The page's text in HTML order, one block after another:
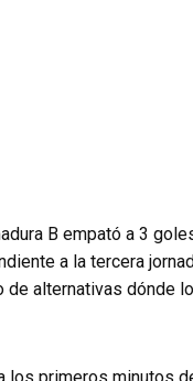
B empató a 3
a la tercera
de alternativas dónde